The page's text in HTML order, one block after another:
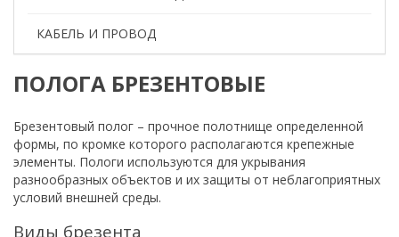
КАБЕЛЬ И ПРОВОД
ПОЛОГА БРЕЗЕНТОВЫЕ
Брезентовый полог – прочное полотнище определенной
формы, по кромке которого располагаются крепежные
элементы. Пологи используются для укрывания
разнообразных объектов и их защиты от неблагоприятных
условий внешней среды.
Виды брезента